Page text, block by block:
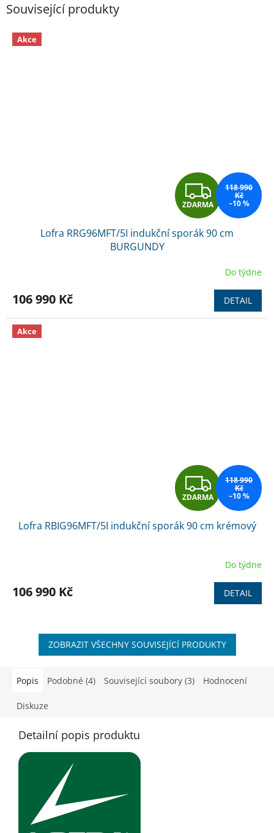
Související produkty
Akce
Z
D
A
R
M
A
ZDARMA
118 990
Kč
–10 %
Lofra RRG96MFT/5I indukční sporák 90 cm
BURGUNDY
Do týdne
106 990 Kč DETAIL
Akce
Z
D
A
R
M
A
ZDARMA
118 990
Kč
–10 %
Lofra RBIG96MFT/5I indukční sporák 90 cm krémový
Do týdne
106 990 Kč DETAIL
ZOBRAZIT VŠECHNY SOUVISEJÍCÍ PRODUKTY
Popis Podobné (4) Související soubory (3) Hodnocení
Diskuze
Detailní popis produktu